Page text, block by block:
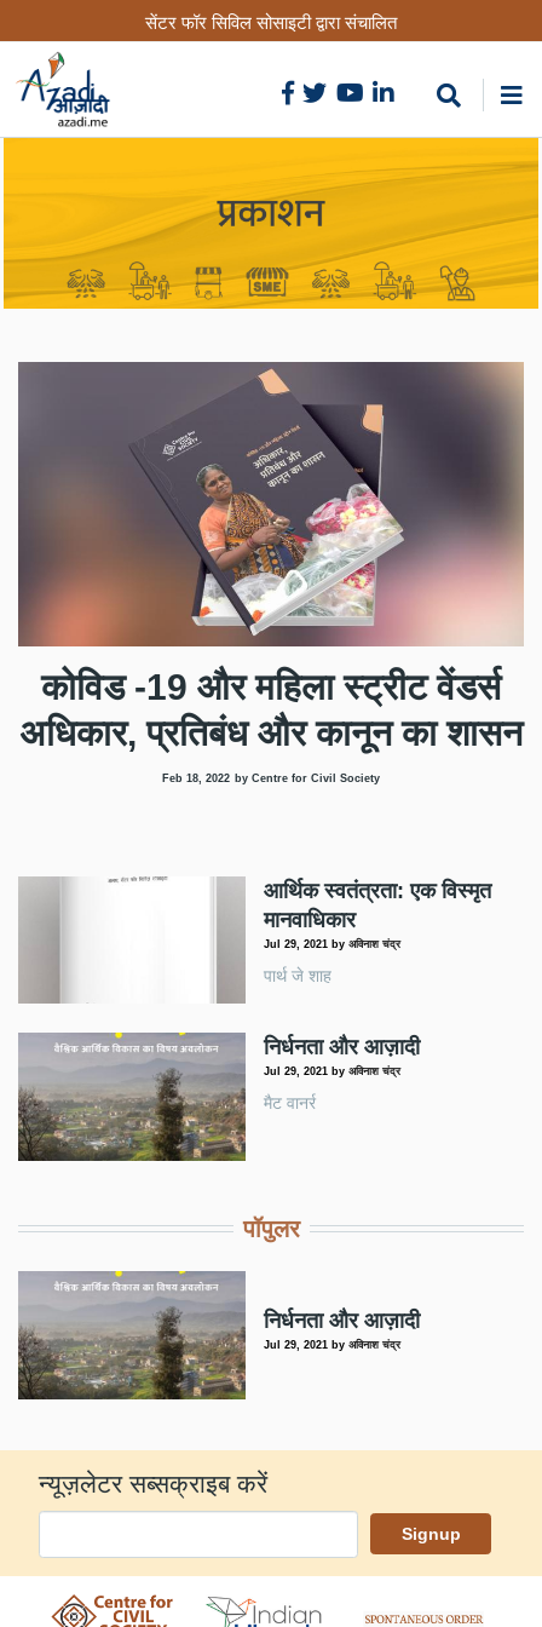
to
content
सेंटर फॉर सिविल सोसाइटी द्वारा संचालित
कोविड -19 और महिला स्ट्रीट वेंडर्स
अधिकार, प्रतिबंध और कानून का शासन
Feb 18, 2022 by Centre for Civil Society
आर्थिक स्वतंत्रता: एक विस्मृत
मानवाधिकार
Jul 29, 2021 byअविनाश चंद्र
पार्थ जे शाह
निर्धनता और आज़ादी
Jul 29, 2021 byअविनाश चंद्र
मैट वानर्र
पॉपुलर
निर्धनता और आज़ादी
Jul 29, 2021 byअविनाश चंद्र
न्यूज़लेटर सब्सक्राइब करें